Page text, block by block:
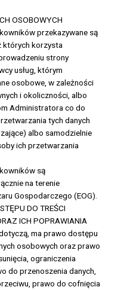
OSOBOWYCH
przekazywane są
których korzysta
strony
usług, którym
osobowe, w zależności
i okoliczności, albo
Administratora co do
tych danych
albo samodzielnie
ich przetwarzania
są
na terenie
Gospodarczego (EOG).
DO TREŚCI
ICH POPRAWIANIA
ma prawo dostępu
osobowych oraz prawo
ograniczenia
do przenoszenia danych,
prawo do cofnięcia